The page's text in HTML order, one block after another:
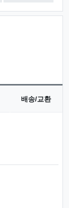
배송/교환